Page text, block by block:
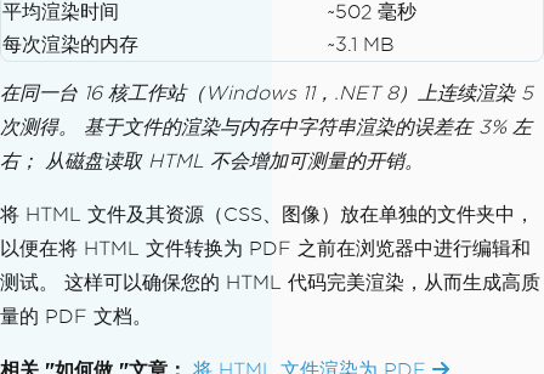
平均渲染时间
~502 毫秒
每次渲染的内存
~3.1 MB
在同一台 16 核工作站（Windows 11，.NET 8）上连续渲染 5
次测得。 基于文件的渲染与内存中字符串渲染的误差在 3% 左
右； 从磁盘读取 HTML 不会增加可测量的开销。
将 HTML 文件及其资源（CSS、图像）放在单独的文件夹中，
以便在将 HTML 文件转换为 PDF 之前在浏览器中进行编辑和
测试。 这样可以确保您的 HTML 代码完美渲染，从而生成高质
量的 PDF 文档。